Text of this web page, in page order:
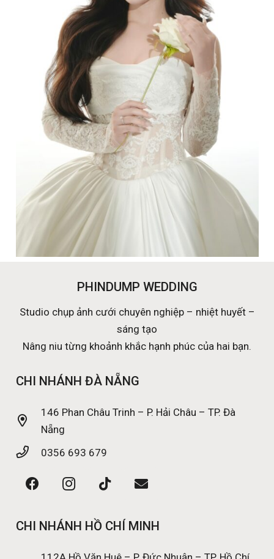
PHINDUMP WEDDING
Studio chụp ảnh cưới chuyên nghiệp – nhiệt huyết –
sáng tạo
Nâng niu từng khoảnh khắc hạnh phúc của hai bạn.
CHI NHÁNH ĐÀ NẴNG
146 Phan Châu Trinh – P. Hải Châu – TP. Đà
Nẵng
0356 693 679
CHI NHÁNH HỒ CHÍ MINH